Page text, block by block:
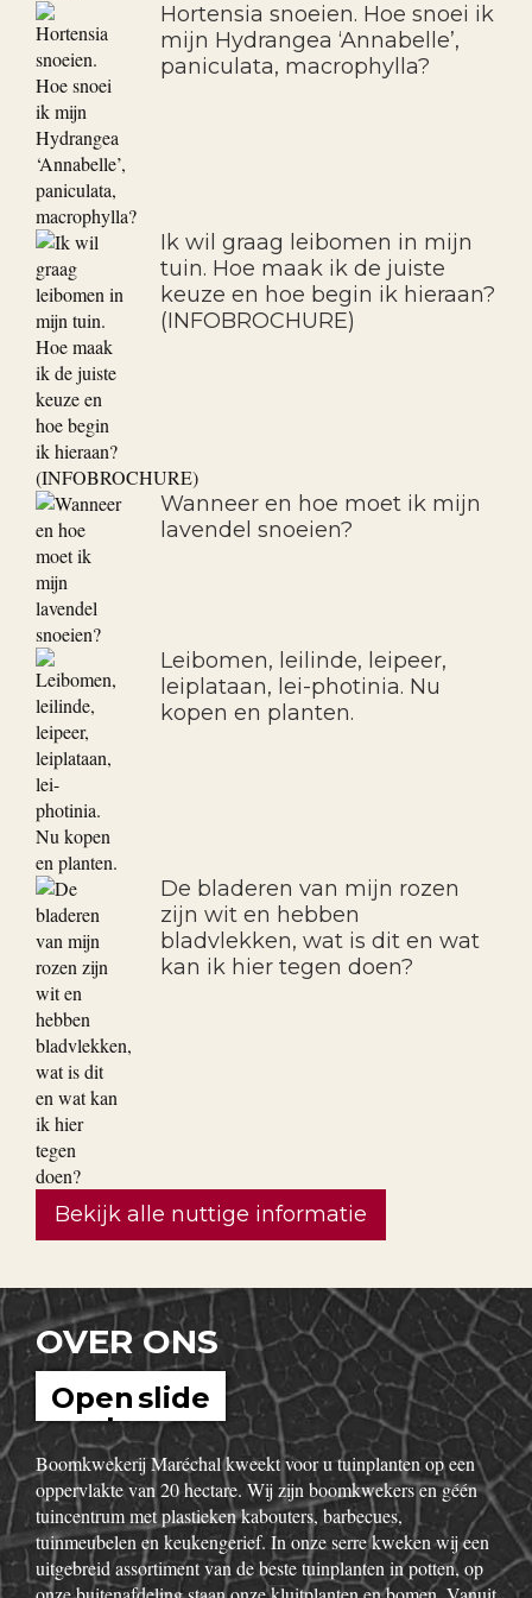
Hortensia snoeien. Hoe snoei ik
mijn Hydrangea ‘Annabelle’,
paniculata, macrophylla?
Ik wil graag leibomen in mijn
tuin. Hoe maak ik de juiste
keuze en hoe begin ik hieraan?
(INFOBROCHURE)
Wanneer en hoe moet ik mijn
lavendel snoeien?
Leibomen, leilinde, leipeer,
leiplataan, lei-photinia. Nu
kopen en planten.
De bladeren van mijn rozen
zijn wit en hebben
bladvlekken, wat is dit en wat
kan ik hier tegen doen?
Bekijk alle nuttige informatie
OVER ONS
Open slide
show
Boomkwekerij Maréchal kweekt voor u tuinplanten op een
oppervlakte van 20 hectare. Wij zijn boomkwekers en géén
tuincentrum met plastieken kabouters, barbecues,
tuinmeubelen en keukengerief. In onze serre kweken wij een
uitgebreid assortiment van de beste tuinplanten in potten, op